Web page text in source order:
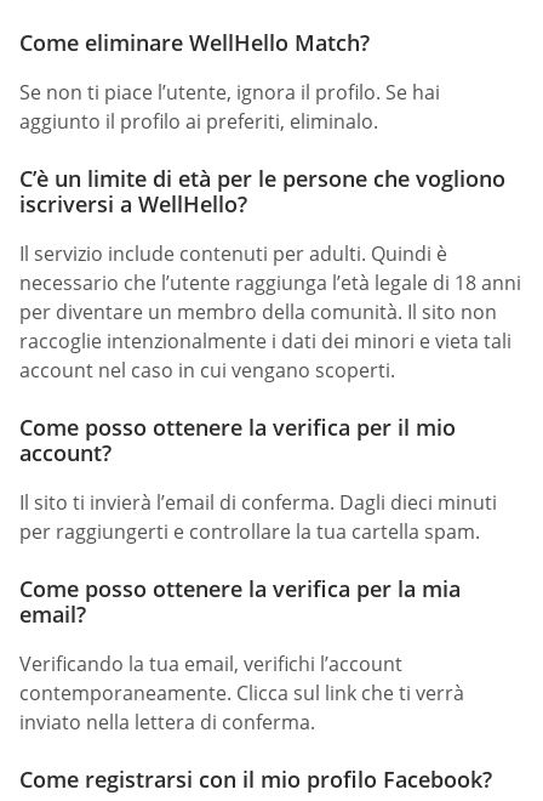
Come eliminare WellHello Match?
Se non ti piace l’utente, ignora il profilo. Se hai
aggiunto il profilo ai preferiti, eliminalo.
C’è un limite di età per le persone che vogliono
iscriversi a WellHello?
Il servizio include contenuti per adulti. Quindi è
necessario che l’utente raggiunga l’età legale di 18 anni
per diventare un membro della comunità. Il sito non
raccoglie intenzionalmente i dati dei minori e vieta tali
account nel caso in cui vengano scoperti.
Come posso ottenere la verifica per il mio
account?
Il sito ti invierà l’email di conferma. Dagli dieci minuti
per raggiungerti e controllare la tua cartella spam.
Come posso ottenere la verifica per la mia
email?
Verificando la tua email, verifichi l’account
contemporaneamente. Clicca sul link che ti verrà
inviato nella lettera di conferma.
Come registrarsi con il mio profilo Facebook?